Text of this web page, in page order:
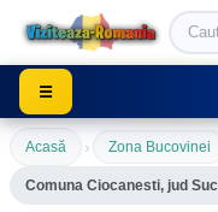
Viziteaza Romania
☰
Acasă › Zona Bucovinei
Comuna Ciocanesti, jud